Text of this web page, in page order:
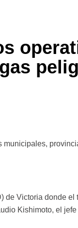
Victoria donde
Kishimoto, el